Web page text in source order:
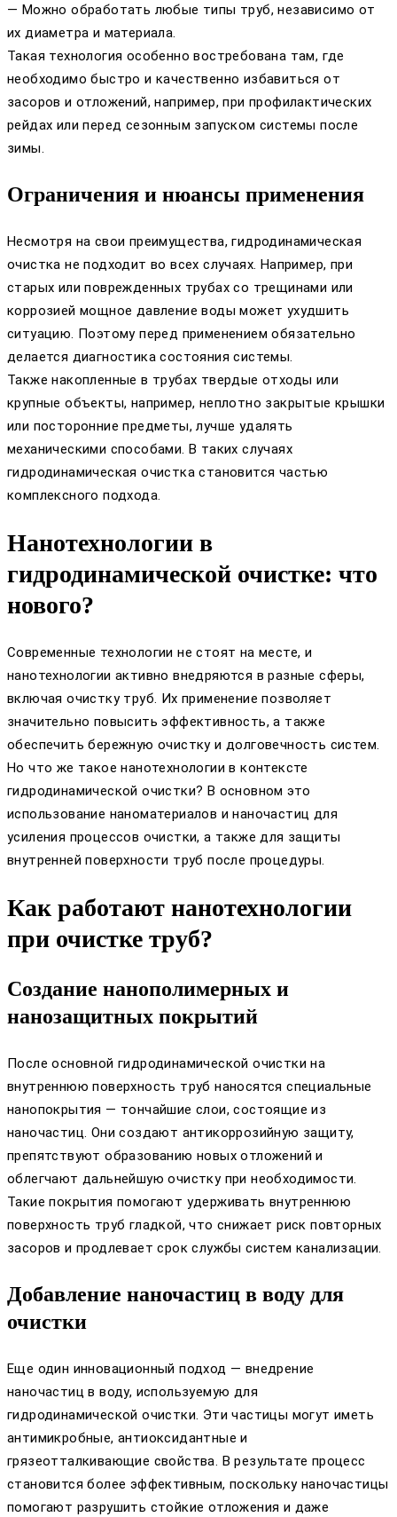
— Можно обработать любые типы труб, независимо от
их диаметра и материала.
Такая технология особенно востребована там, где
необходимо быстро и качественно избавиться от
засоров и отложений, например, при профилактических
рейдах или перед сезонным запуском системы после
зимы.
Ограничения и нюансы применения
Несмотря на свои преимущества, гидродинамическая
очистка не подходит во всех случаях. Например, при
старых или поврежденных трубах со трещинами или
коррозией мощное давление воды может ухудшить
ситуацию. Поэтому перед применением обязательно
делается диагностика состояния системы.
Также накопленные в трубах твердые отходы или
крупные объекты, например, неплотно закрытые крышки
или посторонние предметы, лучше удалять
механическими способами. В таких случаях
гидродинамическая очистка становится частью
комплексного подхода.
Нанотехнологии в
гидродинамической очистке: что
нового?
Современные технологии не стоят на месте, и
нанотехнологии активно внедряются в разные сферы,
включая очистку труб. Их применение позволяет
значительно повысить эффективность, а также
обеспечить бережную очистку и долговечность систем.
Но что же такое нанотехнологии в контексте
гидродинамической очистки? В основном это
использование наноматериалов и наночастиц для
усиления процессов очистки, а также для защиты
внутренней поверхности труб после процедуры.
Как работают нанотехнологии
при очистке труб?
Создание нанополимерных и
нанозащитных покрытий
После основной гидродинамической очистки на
внутреннюю поверхность труб наносятся специальные
нанопокрытия — тончайшие слои, состоящие из
наночастиц. Они создают антикоррозийную защиту,
препятствуют образованию новых отложений и
облегчают дальнейшую очистку при необходимости.
Такие покрытия помогают удерживать внутреннюю
поверхность труб гладкой, что снижает риск повторных
засоров и продлевает срок службы систем канализации.
Добавление наночастиц в воду для
очистки
Еще один инновационный подход — внедрение
наночастиц в воду, используемую для
гидродинамической очистки. Эти частицы могут иметь
антимикробные, антиоксидантные и
грязеотталкивающие свойства. В результате процесс
становится более эффективным, поскольку наночастицы
помогают разрушить стойкие отложения и даже